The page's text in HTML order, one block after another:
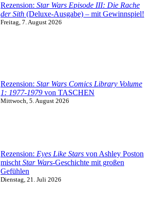
Rezension: Star Wars Episode III: Die Rache
der Sith (Deluxe-Ausgabe) – mit Gewinnspiel!
Freitag, 7. August 2026
Rezension: Star Wars Comics Library Volume
1: 1977-1979 von TASCHEN
Mittwoch, 5. August 2026
Rezension: Eyes Like Stars von Ashley Poston
mischt Star Wars-Geschichte mit großen
Gefühlen
Dienstag, 21. Juli 2026